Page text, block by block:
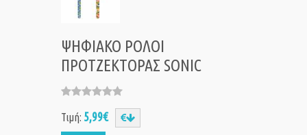
ΨΗΦΙΑΚΟ ΡΟΛΟΙ
ΠΡΟΤΖΕΚΤΟΡΑΣ SONIC
Τιμή: 5,99€